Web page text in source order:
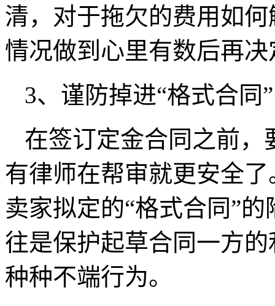
清，对于拖欠的费用如
情况做到心里有数后再
3、谨防掉进“格式合同
在签订定金合同之前，
有律师在帮审就更安全
卖家拟定的“格式合同”
往是保护起草合同一方
种种不端行为。